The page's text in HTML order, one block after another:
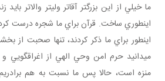
ما خيلي از اين بزرگ تر آقاتر ولي تر والاتر
اين طوري ساخت. قرآن براي ما شجره درست
اين طور براي ما ذکر کردند، تنها صحبت از
مي دانيد حرم امن وحي الهي از اغراق گويي
منزه است، حالا پس ما نسبت به هم